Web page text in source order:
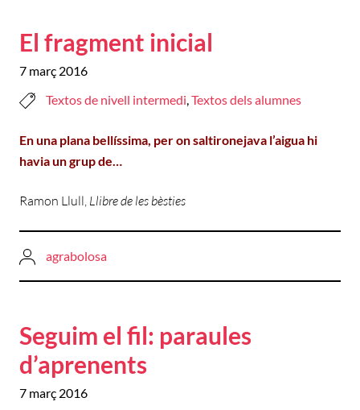
El fragment inicial
7 març 2016
Textos de nivell intermedi,Textos dels alumnes
En una plana bellíssima, per on saltironejava l’aigua hi
havia un grup de…
Ramon Llull, Llibre de les bèsties
agrabolosa
Seguim el fil: paraules
d’aprenents
7 març 2016